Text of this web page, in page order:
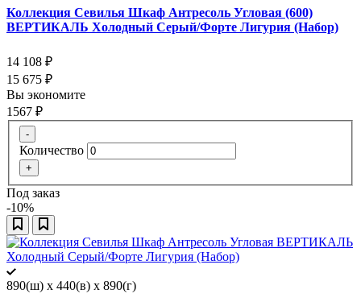
Коллекция Севилья Шкаф Антресоль Угловая (600)
ВЕРТИКАЛЬ Холодный Серый/Форте Лигурия (Набор)
14 108 ₽
15 675 ₽
Вы экономите
1567 ₽
-
Количество
+
Под заказ
-10%
890(ш) x 440(в) x 890(г)